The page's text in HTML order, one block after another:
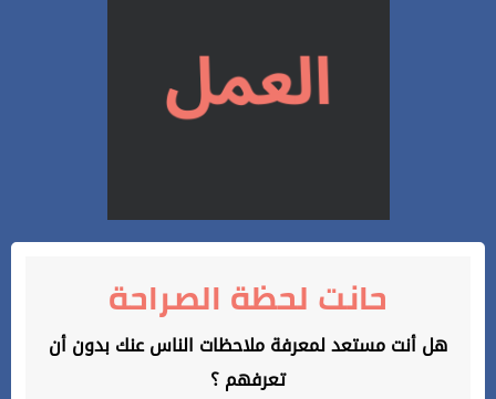
حانت لحظة الصراحة
هل أنت مستعد لمعرفة ملاحظات الناس عنك بدون أن
تعرفهم ؟